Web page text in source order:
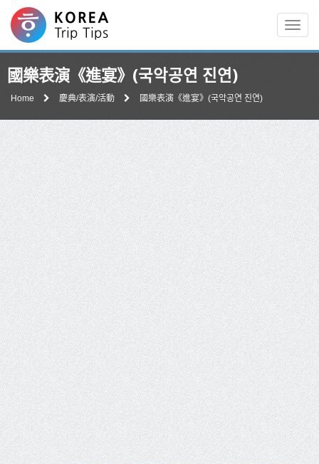
國樂表演《進宴》(국악공연 진연)
Home 慶典/表演/活動 國樂表演《進宴》(국악공연 진연)